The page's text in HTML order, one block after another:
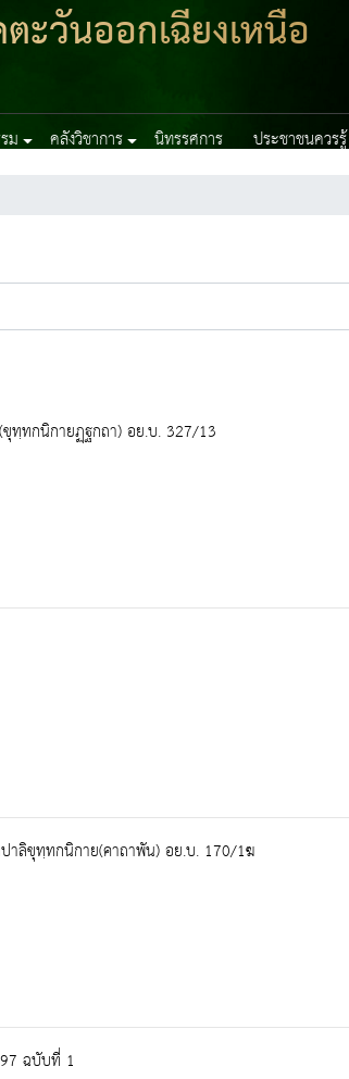
ะวันออกเฉียงเหนือ
ม คลังวิชาการ นิทรรศการ ประชาชนควรรู้
ทกนิกายฏฺฐกถา) อย.บ. 327/13
าลิขุทฺทกนิกาย(คาถาพัน) อย.บ. 170/1ฆ
ฉบับที่ 1